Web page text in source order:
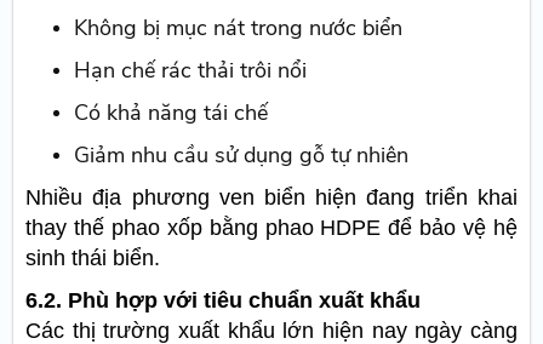
Không bị mục nát trong nước biển
Hạn chế rác thải trôi nổi
Có khả năng tái chế
Giảm nhu cầu sử dụng gỗ tự nhiên
Nhiều địa phương ven biển hiện đang triển khai
thay thế phao xốp bằng phao HDPE để bảo vệ hệ
sinh thái biển.
6.2. Phù hợp với tiêu chuẩn xuất khẩu
Các thị trường xuất khẩu lớn hiện nay ngày càng